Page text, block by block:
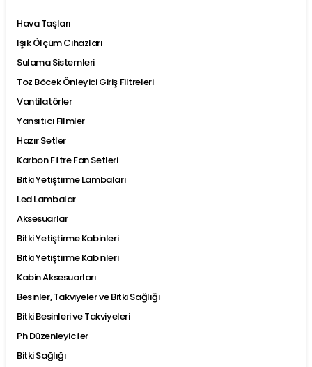
Hava Taşları
Işık Ölçüm Cihazları
Sulama Sistemleri
Toz Böcek Önleyici Giriş Filtreleri
Vantilatörler
Yansıtıcı Filmler
Hazır Setler
Karbon Filtre Fan Setleri
Bitki Yetiştirme Lambaları
Led Lambalar
Aksesuarlar
Bitki Yetiştirme Kabinleri
Bitki Yetiştirme Kabinleri
Kabin Aksesuarları
Besinler, Takviyeler ve Bitki Sağlığı
Bitki Besinleri ve Takviyeleri
Ph Düzenleyiciler
Bitki Sağlığı